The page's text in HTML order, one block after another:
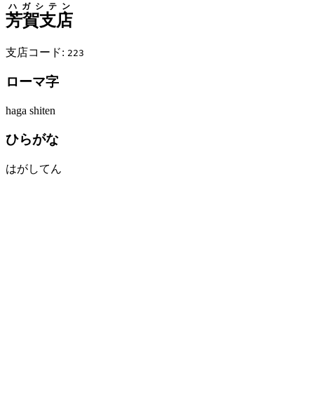
芳賀支店
ハガシテン
支店コード: 223
ローマ字
haga shiten
ひらがな
はがしてん